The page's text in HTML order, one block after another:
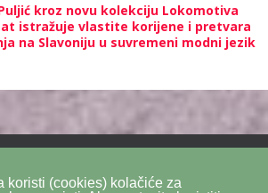
koristi (cookies) kolačiće za
kroz novu kolekciju Lokomotiva
istražuje vlastite korijene i pretvara
na Slavoniju u suvremeni modni jezik